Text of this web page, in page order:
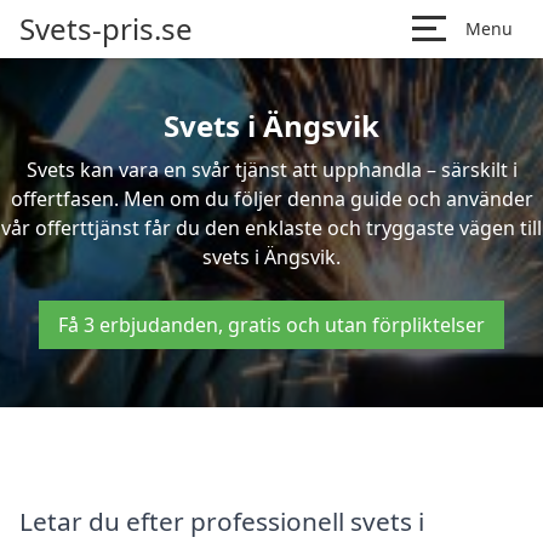
Svets-pris.se Menu
Svets i Ängsvik
Svets kan vara en svår tjänst att upphandla – särskilt i
offertfasen. Men om du följer denna guide och använder
vår offerttjänst får du den enklaste och tryggaste vägen till
svets i Ängsvik.
Få 3 erbjudanden, gratis och utan förpliktelser
Letar du efter professionell svets i